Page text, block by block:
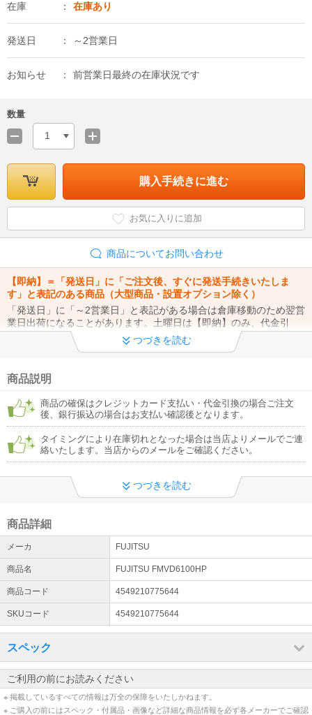
在庫 在庫あり
発送日 ～2営業日
お知らせ 前営業日最終の在庫状況です
数量
1
購入手続きに進む
お気に入りに追加
商品についてお問い合わせ
【即納】＝「発送日」に「ご注文後、すぐに発送手続きいたしま
す」と表記のある商品（大型商品・設置オプション除く）
「発送日」に「～2営業日」と表記がある場合は倉庫移動のため翌営
業日出荷になることがあります。土曜日は【即納】のみ、代金引
換・クレジットカード支払いのみ11時ご注文まで当日出荷いたしま
現在、電話受付を休止しております。お問い合わせフォームをご利
用ください。店舗営業・出荷・メールでのお問合せは通常どおり対
応しております。ご不便おかけいたしますが何卒よろしくお願いい
たします
詳細はこちら
冷蔵庫・洗濯機・大型テレビ等の【設置サービス】でのお届けにつ
★商品により、「開梱設置が必須」の商品と「配送のみ」をご選択
いただける商品があります。★倉庫に在庫があっても発送やお届け
までにお時間がかかります★下見必須・推奨の商品があります。
つづきを読む
商品説明
商品の確保はクレジットカード支払い・代金引換の場合ご注文
後、銀行振込の場合はお支払い確認後となります。
タイミングにより在庫切れとなった場合は当店よりメールでご連
絡いたします。当店からのメールをご確認ください。
つづきを読む
商品詳細
メーカ FUJITSU
商品名 FUJITSU FMVD6100HP
商品コード 4549210775644
SKUコード 4549210775644
スペック
ご利用の前にお読みください
※ 掲載しているすべての情報は万全の保障をいたしかねます。
※ ご購入の前にはスペック・付属品・画像など詳細な商品情報を必ず各メーカーでご確認